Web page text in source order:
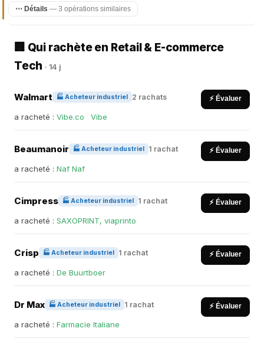
⋯ Détails — 3 opérations similaires
🏢 Qui rachète en Retail & E-commerce
Tech · 14 j
Walmart 🏭 Acheteur industriel 2 rachats ⚡ Évaluer
a racheté : Vibe.co Vibe
Beaumanoir 🏭 Acheteur industriel 1 rachat ⚡ Évaluer
a racheté : Naf Naf
Cimpress 🏭 Acheteur industriel 1 rachat ⚡ Évaluer
a racheté : SAXOPRINT, viaprinto
Crisp 🏭 Acheteur industriel 1 rachat ⚡ Évaluer
a racheté : De Buurtboer
Dr Max 🏭 Acheteur industriel 1 rachat ⚡ Évaluer
a racheté : Farmacie Italiane